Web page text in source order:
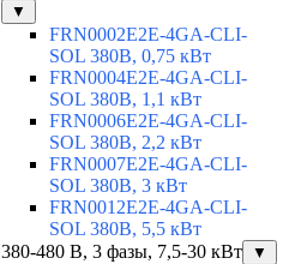
▼
FRN0002E2E-4GA-CLI-
SOL 380В, 0,75 кВт
FRN0004E2E-4GA-CLI-
SOL 380В, 1,1 кВт
FRN0006E2E-4GA-CLI-
SOL 380В, 2,2 кВт
FRN0007E2E-4GA-CLI-
SOL 380В, 3 кВт
FRN0012E2E-4GA-CLI-
SOL 380В, 5,5 кВт
380-480 В, 3 фазы, 7,5-30 кВт
▼